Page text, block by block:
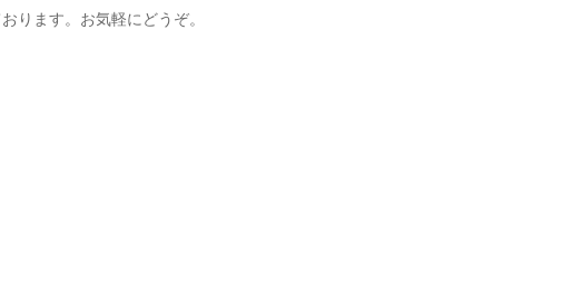
ります。お気軽にどうぞ。